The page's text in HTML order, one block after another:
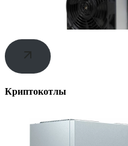
Криптокотлы